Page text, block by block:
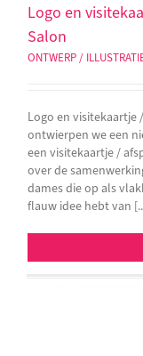
Logo en
Salon
ONTWERP /
Logo en visitekaartje
ontwierpen we een
een visitekaartje /
over de
dames die op als
flauw idee hebt van